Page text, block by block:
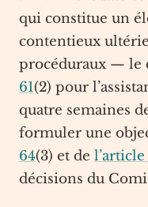
qui constitue un
contentieux
procéduraux — le
61(2) pour
quatre semaines
formuler une
64(3) et de l’article
décisions du